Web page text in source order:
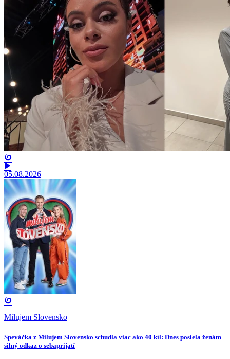
05.08.2026
Milujem Slovensko
Speváčka z Milujem Slovensko schudla viac ako 40 kíl: Dnes posiela ženám
silný odkaz o sebaprijatí